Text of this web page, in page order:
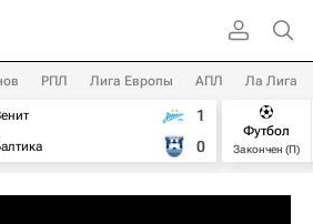
РПЛ Лига Европы АПЛ Ла Лига
1
0
Футбол
Закончен (П)